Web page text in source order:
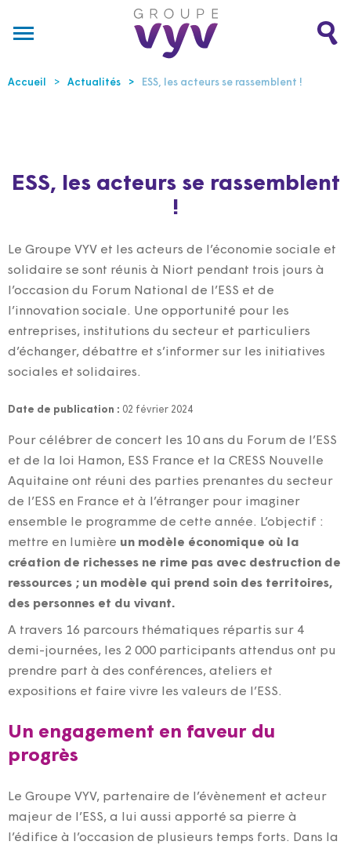
Accueil Actualités ESS, les acteurs se rassemblent !
ESS, les acteurs se rassemblent
!
Le Groupe VYV et les acteurs de l’économie sociale et
solidaire se sont réunis à Niort pendant trois jours à
l’occasion du Forum National de l’ESS et de
l’innovation sociale. Une opportunité pour les
entreprises, institutions du secteur et particuliers
d’échanger, débattre et s’informer sur les initiatives
sociales et solidaires.
Date de publication : 02 février 2024
Pour célébrer de concert les 10 ans du Forum de l’ESS
et de la loi Hamon, ESS France et la CRESS Nouvelle
Aquitaine ont réuni des parties prenantes du secteur
de l’ESS en France et à l’étranger pour imaginer
ensemble le programme de cette année. L’objectif :
mettre en lumière un modèle économique où la
création de richesses ne rime pas avec destruction de
ressources ; un modèle qui prend soin des territoires,
des personnes et du vivant.
A travers 16 parcours thématiques répartis sur 4
demi-journées, les 2 000 participants attendus ont pu
prendre part à des conférences, ateliers et
expositions et faire vivre les valeurs de l’ESS.
Un engagement en faveur du
progrès
Le Groupe VYV, partenaire de l’évènement et acteur
majeur de l’ESS, a lui aussi apporté sa pierre à
l’édifice à l’occasion de plusieurs temps forts. Dans la